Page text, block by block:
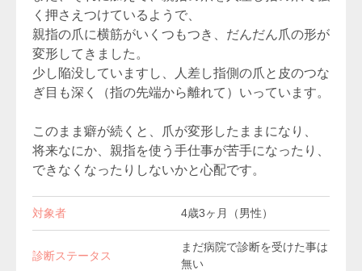
く押さえつけているようで、
親指の爪に横筋がいくつもつき、だんだん爪の形が
変形してきました。
少し陥没していますし、人差し指側の爪と皮のつな
ぎ目も深く（指の先端から離れて）いっています。
このまま癖が続くと、爪が変形したままになり、
将来なにか、親指を使う手仕事が苦手になったり、
できなくなったりしないかと心配です。
対象者 4歳3ヶ月（男性）
診断ステータス
まだ病院で診断を受けた事は
無い